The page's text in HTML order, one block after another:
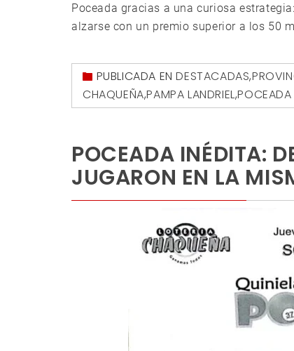
Poceada gracias a una curiosa
alzarse con un premio superior a los 50
PUBLICADA ENDESTACADAS,
CHAQUEÑA,PAMPA LANDRIEL,POCEADA
POCEADA INÉDITA:
JUGARON EN LA